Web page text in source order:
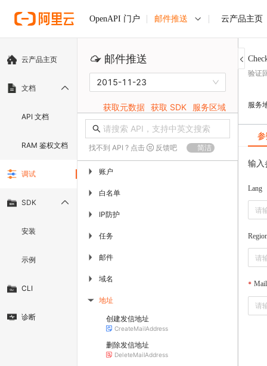
OpenAPI 门户 邮件推送 云产品主页
云产品主页
文档
API 文档
RAM 鉴权文档
调试
SDK
安装
示例
CLI
诊断
邮件推送
2015-11-23
获取元数据 获取 SDK 服务区域
找不到 API ? 点击 反馈吧 简洁
▶ 账户
▶ 白名单
▶ IP防护
▶ 任务
▶ 邮件
▶ 域名
▶ 地址
创建发信地址
CreateMailAddress
删除发信地址
DeleteMailAddress
验证
服务
输入
Lang